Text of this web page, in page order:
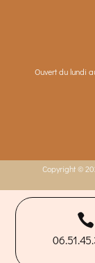
Ouvert du lundi
Copyright ©
